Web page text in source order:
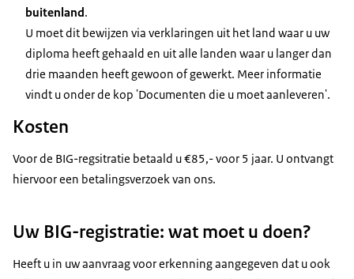
buitenland.
U moet dit bewijzen via verklaringen uit het land waar u uw
diploma heeft gehaald en uit alle landen waar u langer dan
drie maanden heeft gewoon of gewerkt. Meer informatie
vindt u onder de kop 'Documenten die u moet aanleveren'.
Kosten
Voor de BIG-regsitratie betaald u €85,- voor 5 jaar. U ontvangt
hiervoor een betalingsverzoek van ons.
Uw BIG-registratie: wat moet u doen?
Heeft u in uw aanvraag voor erkenning aangegeven dat u ook